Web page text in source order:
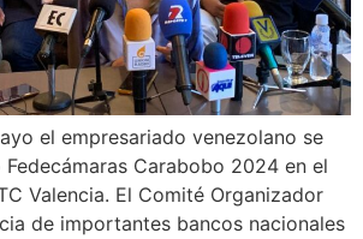
el empresariado venezolano se
Fedecámaras Carabobo 2024 en el
Valencia. El Comité Organizador
de importantes bancos nacionales